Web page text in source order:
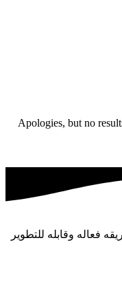
Apologies, but no
فعاله وقابله للتطوير